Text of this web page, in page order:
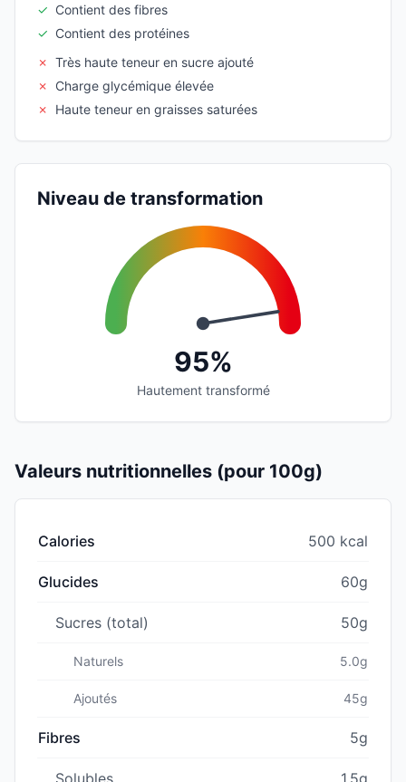
✓ Contient des fibres
✓ Contient des protéines
✗ Très haute teneur en sucre ajouté
✗
Charge glycémique élevée
✗
Haute teneur en graisses saturées
Niveau de transformation
95%
Hautement transformé
Valeurs nutritionnelles (pour 100g)
Calories 500 kcal
Glucides 60g
Sucres (total) 50g
Naturels 5.0g
Ajoutés 45g
Fibres 5g
Solubles 1.5g